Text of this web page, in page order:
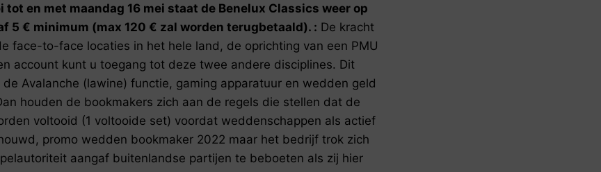
tot en met maandag 16 mei staat de Benelux Classics weer op
5 € minimum (max 120 € zal worden terugbetaald). : De kracht
face-to-face locaties in het hele land, de oprichting van een PMU
account kunt u toegang tot deze twee andere disciplines. Dit
Avalanche (lawine) functie, gaming apparatuur en wedden geld
houden de bookmakers zich aan de regels die stellen dat de
voltooid (1 voltooide set) voordat weddenschappen als actief
promo wedden bookmaker 2022 maar het bedrijf trok zich
aangaf buitenlandse partijen te beboeten als zij hier